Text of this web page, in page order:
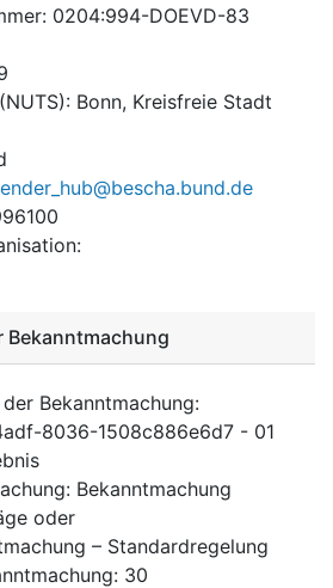
: 0204:994-DOEVD-83
: Bonn, Kreisfreie Stadt
:
Bekanntmachung
Bekanntmachung:
8036-1508c886e6d7 - 01
: Bekanntmachung
oder
– Standardregelung
: 30